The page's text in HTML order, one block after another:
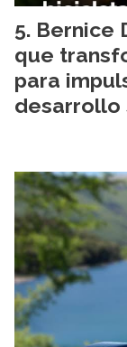
Bernice
que
para
desarrollo